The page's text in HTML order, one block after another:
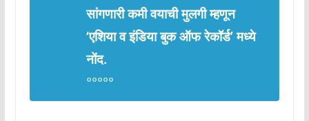
सांगणारी कमी वयाची मुलगी म्हणून
‘एशिया व इंडिया बुक ऑफ रेकॉर्ड’ मध्ये
नोंद.
०००००